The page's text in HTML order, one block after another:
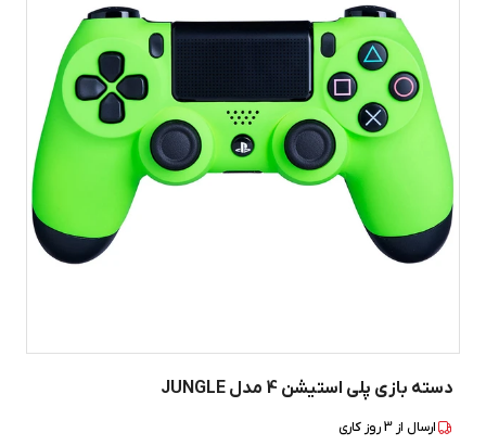
دسته بازی پلی استیشن 4 مدل JUNGLE
ارسال از 3روز کاری